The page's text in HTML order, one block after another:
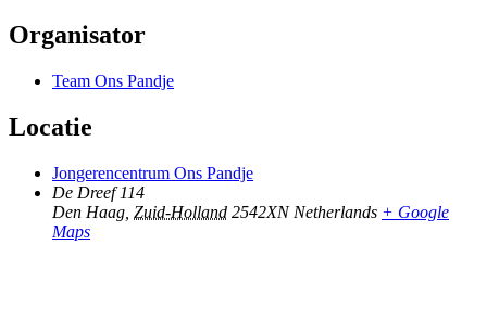
Organisator
Team Ons Pandje
Locatie
Jongerencentrum Ons Pandje
De Dreef 114
Den Haag Zuid-Holland 2542XN Netherlands + Google
Maps